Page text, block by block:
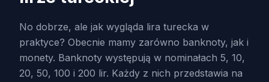
No dobrze, ale jak wygląda lira turecka w
praktyce? Obecnie mamy zarówno banknoty, jak i
monety. Banknoty występują w nominałach 5, 10,
20, 50, 100 i 200 lir. Każdy z nich przedstawia na